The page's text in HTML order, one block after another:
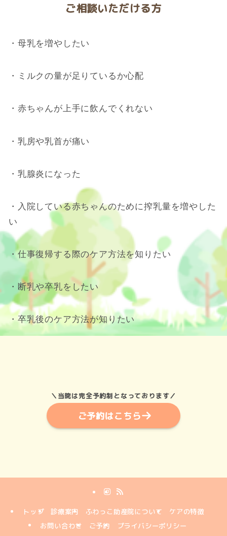
ご相談いただける方
・母乳を増やしたい
・ミルクの量が足りているか心配
・赤ちゃんが上手に飲んでくれない
・乳房や乳首が痛い
・乳腺炎になった
・入院している赤ちゃんのために搾乳量を増やした
い
・仕事復帰する際のケア方法を知りたい
・断乳や卒乳をしたい
・卒乳後のケア方法が知りたい
＼当院は完全予約制となっております／
ご予約はこちら
トップ 診療案内 ふわっこ助産院について
ケアの特徴
お問い合わせ
ご予約 プライバシーポリシー